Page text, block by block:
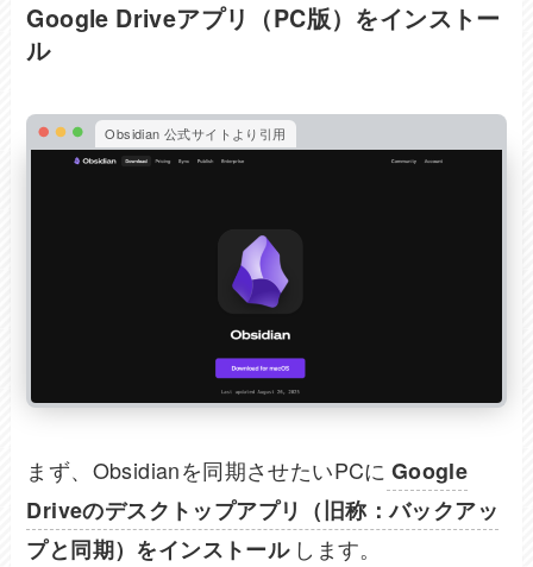
Google Driveアプリ（PC版）をインストー
ル
Obsidian 公式サイトより引用
まず、Obsidianを同期させたいPCに Google
Driveのデスクトップアプリ（旧称：バックアッ
プと同期）をインストール します。